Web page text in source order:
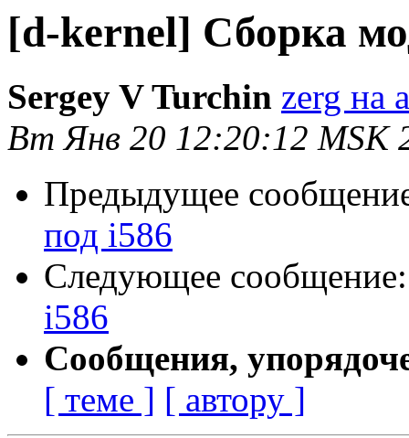
[d-kernel] Сборка
Sergey V Turchin zerg на
Вт Янв 20 12:20:12 MSK
Предыдущее
под i586
Следующее
i586
Сообщения,
[ теме ] [ автору ]